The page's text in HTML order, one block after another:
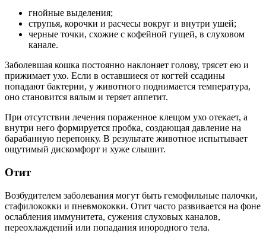
гнойные выделения;
струпья, корочки и расчесы вокруг и внутри ушей;
черные точки, схожие с кофейной гущей, в слуховом
канале.
Заболевшая кошка постоянно наклоняет голову, трясет ею и
прижимает ухо. Если в оставшиеся от когтей ссадины
попадают бактерии, у животного поднимается температура,
оно становится вялым и теряет аппетит.
При отсутствии лечения пораженное клещом ухо отекает, а
внутри него формируется пробка, создающая давление на
барабанную перепонку. В результате животное испытывает
ощутимый дискомфорт и хуже слышит.
Отит
Возбудителем заболевания могут быть гемофильные палочки,
стафилококки и пневмококки. Отит часто развивается на фоне
ослабления иммунитета, сужения слуховых каналов,
переохлаждений или попадания инородного тела.